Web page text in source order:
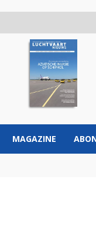
MAGAZINE